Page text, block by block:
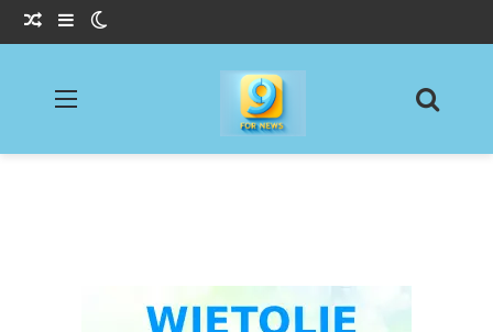
Willekeurig Artikel
Sidebar